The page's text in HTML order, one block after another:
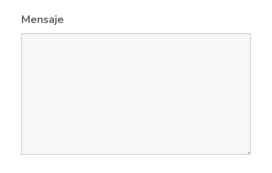
Mensaje